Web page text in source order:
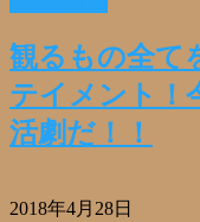
共
有
観るもの全て
テイメント！
活劇だ！！
2018年4月28日